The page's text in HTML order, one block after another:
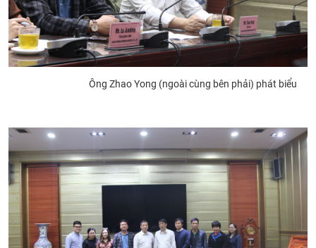
Ông Zhao Yong (ngoài cùng bên phải) phát biểu